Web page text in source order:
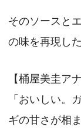
そのソースと
の味を再現し
【桶屋美圭ア
「おいしい。
ギの甘さが相